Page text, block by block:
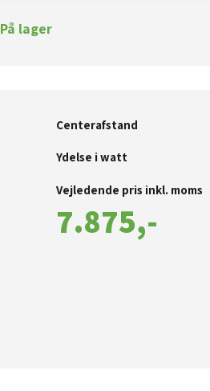
På lager
Centerafstand
Ydelse i watt
Vejledende pris inkl. moms​
7.875,-​